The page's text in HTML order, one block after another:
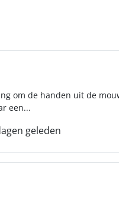
om de handen uit de
een...
geleden